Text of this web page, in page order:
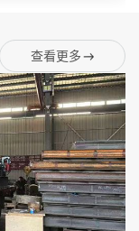
查看更多